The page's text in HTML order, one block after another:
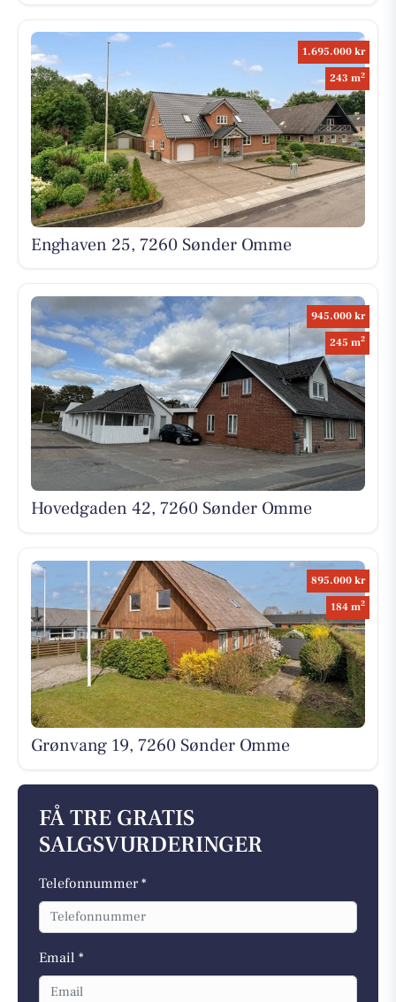
1.695.000 kr
243 m2
Enghaven 25, 7260 Sønder Omme
945.000 kr
245 m2
Hovedgaden 42, 7260 Sønder Omme
895.000 kr
184 m2
Grønvang 19, 7260 Sønder Omme
FÅ TRE GRATIS
SALGSVURDERINGER
Telefonnummer *
Email *